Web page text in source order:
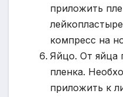
приложить
компресс на
Яйцо. От яйца
пленка.
приложить к